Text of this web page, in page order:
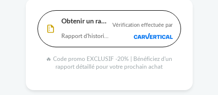
Obtenir un rapport
Vérification effectuée par
🔥 Code promo EXCLUSIF -20% | Bénéficiez d'un
rapport détaillé pour votre prochain achat